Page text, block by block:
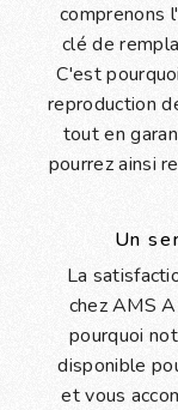
comprenons
clé de
C'est
reproduction
tout en
pourrez ainsi
Un
La
chez AMS
pourquoi
disponible
et vous